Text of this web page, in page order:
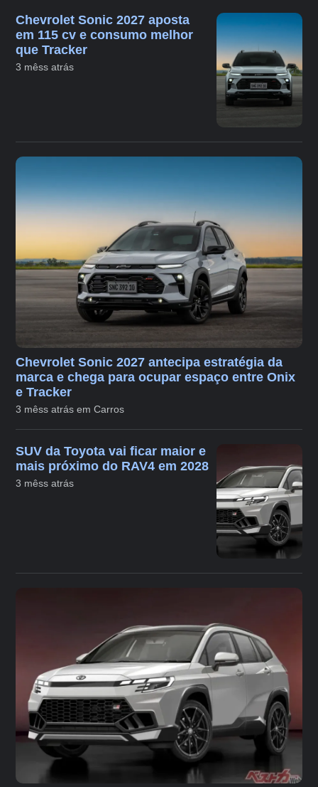
Chevrolet Sonic 2027 aposta
em 115 cv e consumo melhor
que Tracker
3 mêss atrás
Chevrolet Sonic 2027 antecipa estratégia da
marca e chega para ocupar espaço entre Onix
e Tracker
3 mêss atrás em Carros
SUV da Toyota vai ficar maior e
mais próximo do RAV4 em 2028
3 mêss atrás